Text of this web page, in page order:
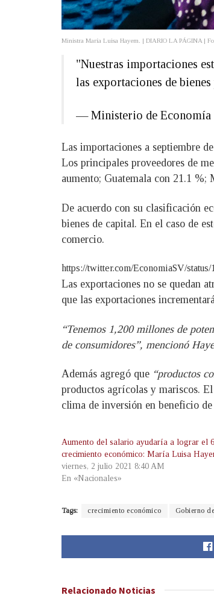
Ministra María Luisa Hayem. | DIARIO LA PÁGINA |
"Nuestras importaciones
las exportaciones de
— Ministerio de Economía
Las importaciones a septiembre
Los principales proveedores de
aumento; Guatemala con 21.1
De acuerdo con su clasificación
bienes de capital. En el caso de
comercio.
https://twitter.com/EconomiaSV/
Las exportaciones no se quedan
que las exportaciones
“Tenemos 1,200 millones de
de consumidores”, mencionó
Además agregó que “productos
productos agrícolas y mariscos.
clima de inversión en beneficio
Aumento del salario ayudaría a lograr el
crecimiento económico: María Luisa
viernes, 2 julio 2021 8:40 AM
En «Nacionales»
Tags: crecimiento económico Gobierno
Relacionado Noticias